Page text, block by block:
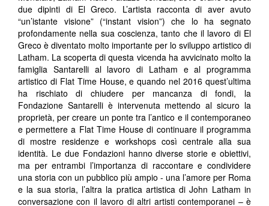
due dipinti di El Greco. L’artista racconta di aver avuto
“un’istante visione” (“instant vision”) che lo ha segnato
profondamente nella sua coscienza, tanto che il lavoro di El
Greco è diventato molto importante per lo sviluppo artistico di
Latham. La scoperta di questa vicenda ha avvicinato molto la
famiglia Santarelli al lavoro di Latham e al programma
artistico di Flat Time House, e quando nel 2016 quest’ultima
ha rischiato di chiudere per mancanza di fondi, la
Fondazione Santarelli è intervenuta mettendo al sicuro la
proprietà, per creare un ponte tra l’antico e il contemporaneo
e permettere a Flat Time House di continuare il programma
di mostre residenze e workshops così centrale alla sua
identità. Le due Fondazioni hanno diverse storie e obiettivi,
ma per entrambi l’importanza di raccontare e condividere
una storia con un pubblico più ampio - una l’amore per Roma
e la sua storia, l’altra la pratica artistica di John Latham in
conversazione con il lavoro di altri artisti contemporanei – è